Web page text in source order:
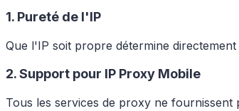
1. Pureté de l'IP
Que l'IP soit propre détermine
2. Support pour IP Proxy Mobile
Tous les services de proxy ne